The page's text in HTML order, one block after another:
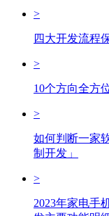
>
四大开发流程
>
10个方向全方
>
如何判断一家
制开发」
>
2023年家电手